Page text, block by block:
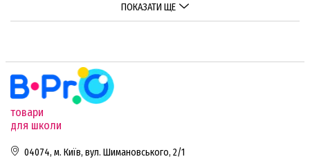
ПОКАЗАТИ ЩЕ
товари
для школи
04074, м. Київ, вул. Шимановського, 2/1